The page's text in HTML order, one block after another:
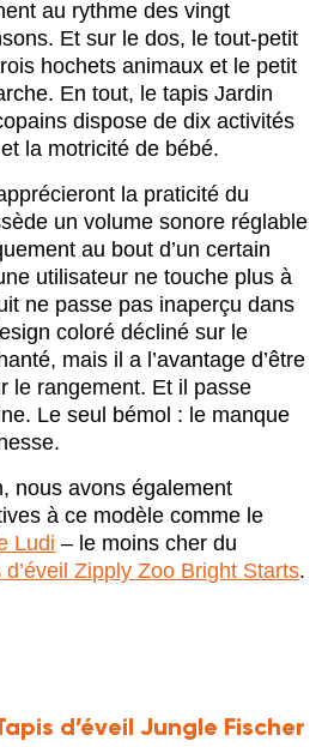
au rythme des vingt
Et sur le dos, le tout-petit
hochets animaux et le petit
En tout, le tapis Jardin
dispose de dix activités
la motricité de bébé.
la praticité du
un volume sonore réglable
au bout d’un certain
utilisateur ne touche plus à
ne passe pas inaperçu dans
coloré décliné sur le
mais il a l’avantage d’être
le rangement. Et il passe
Le seul bémol : le manque
nous avons également
à ce modèle comme le
Ludi – le moins cher du
d’éveil Zipply Zoo Bright Starts.
d’éveil Jungle Fischer